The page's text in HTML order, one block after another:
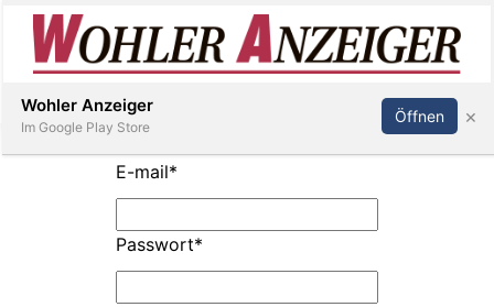
Inserieren Abonnieren Anmelden
E-mail*
Passwort*
Wohler Anzeiger
Im Google Play Store
Öffnen ×